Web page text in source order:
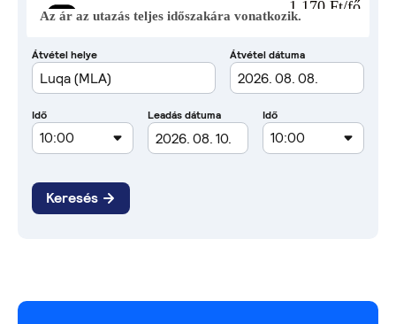
1 170 Ft/fő
Az ár az utazás teljes időszakára vonatkozik.